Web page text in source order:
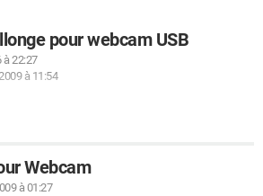
pour webcam USB
à 22:27
à 11:54
Webcam
à 01:27